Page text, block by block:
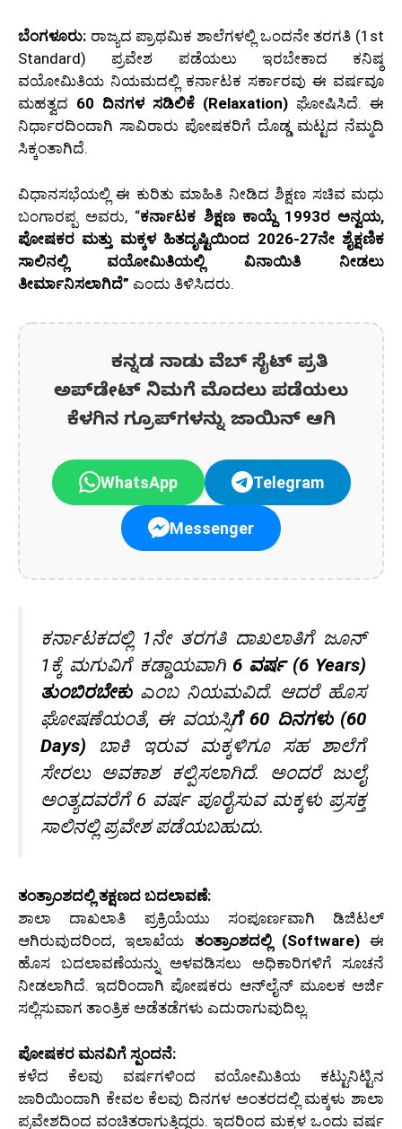
ಬೆಂಗಳೂರು: ರಾಜ್ಯದ ಪ್ರಾಥಮಿಕ ಶಾಲೆಗಳಲ್ಲಿ ಒಂದನೇ ತರಗತಿ (1st
Standard) ಪ್ರವೇಶ ಪಡೆಯಲು ಇರಬೇಕಾದ ಕನಿಷ್ಠ
ವಯೋಮಿತಿಯ ನಿಯಮದಲ್ಲಿ ಕರ್ನಾಟಕ ಸರ್ಕಾರವು ಈ ವರ್ಷವೂ
ಮಹತ್ವದ 60 ದಿನಗಳ ಸಡಿಲಿಕೆ (Relaxation) ಘೋಷಿಸಿದೆ. ಈ
ನಿರ್ಧಾರದಿಂದಾಗಿ ಸಾವಿರಾರು ಪೋಷಕರಿಗೆ ದೊಡ್ಡ ಮಟ್ಟದ ನೆಮ್ಮದಿ
ಸಿಕ್ಕಂತಾಗಿದೆ.
ವಿಧಾನಸಭೆಯಲ್ಲಿ ಈ ಕುರಿತು ಮಾಹಿತಿ ನೀಡಿದ ಶಿಕ್ಷಣ ಸಚಿವ ಮಧು
ಬಂಗಾರಪ್ಪ ಅವರು, “ಕರ್ನಾಟಕ ಶಿಕ್ಷಣ ಕಾಯ್ದೆ 1993ರ ಅನ್ವಯ,
ಪೋಷಕರ ಮತ್ತು ಮಕ್ಕಳ ಹಿತದೃಷ್ಟಿಯಿಂದ 2026-27ನೇ ಶೈಕ್ಷಣಿಕ
ಸಾಲಿನಲ್ಲಿ ವಯೋಮಿತಿಯಲ್ಲಿ ವಿನಾಯಿತಿ ನೀಡಲು
ತೀರ್ಮಾನಿಸಲಾಗಿದೆ” ಎಂದು ತಿಳಿಸಿದರು.
ಕನ್ನಡ ನಾಡು ವೆಬ್ ಸೈಟ್ ಪ್ರತಿ
ಅಪ್‌ಡೇಟ್‌ ನಿಮಗೆ ಮೊದಲು ಪಡೆಯಲು
ಕೆಳಗಿನ ಗ್ರೂಪ್‌ಗಳನ್ನು ಜಾಯಿನ್ ಆಗಿ
WhatsApp Telegram
Messenger
ಕರ್ನಾಟಕದಲ್ಲಿ 1ನೇ ತರಗತಿ ದಾಖಲಾತಿಗೆ ಜೂನ್
1ಕ್ಕೆ ಮಗುವಿಗೆ ಕಡ್ಡಾಯವಾಗಿ6 ವರ್ಷ (6 Years)
ತುಂಬಿರಬೇಕುಎಂಬ ನಿಯಮವಿದೆ. ಆದರೆ ಹೊಸ
ಘೋಷಣೆಯಂತೆ, ಈ ವಯಸ್ಸಿಗೆ 60 ದಿನಗಳು (60
Days) ಬಾಕಿ ಇರುವ ಮಕ್ಕಳಿಗೂ ಸಹ ಶಾಲೆಗೆ
ಸೇರಲು ಅವಕಾಶ ಕಲ್ಪಿಸಲಾಗಿದೆ. ಅಂದರೆ ಜುಲೈ
ಅಂತ್ಯದವರೆಗೆ 6 ವರ್ಷ ಪೂರೈಸುವ ಮಕ್ಕಳು ಪ್ರಸಕ್ತ
ಸಾಲಿನಲ್ಲಿ ಪ್ರವೇಶ ಪಡೆಯಬಹುದು.
ತಂತ್ರಾಂಶದಲ್ಲಿ ತಕ್ಷಣದ ಬದಲಾವಣೆ:
ಶಾಲಾ ದಾಖಲಾತಿ ಪ್ರಕ್ರಿಯೆಯು ಸಂಪೂರ್ಣವಾಗಿ ಡಿಜಿಟಲ್
ಆಗಿರುವುದರಿಂದ, ಇಲಾಖೆಯ ತಂತ್ರಾಂಶದಲ್ಲಿ (Software)ಈ
ಹೊಸ ಬದಲಾವಣೆಯನ್ನು ಅಳವಡಿಸಲು ಅಧಿಕಾರಿಗಳಿಗೆ ಸೂಚನೆ
ನೀಡಲಾಗಿದೆ. ಇದರಿಂದಾಗಿ ಪೋಷಕರು ಆನ್‌ಲೈನ್ ಮೂಲಕ ಅರ್ಜಿ
ಸಲ್ಲಿಸುವಾಗ ತಾಂತ್ರಿಕ ಅಡೆತಡೆಗಳು ಎದುರಾಗುವುದಿಲ್ಲ.
ಪೋಷಕರ ಮನವಿಗೆ ಸ್ಪಂದನೆ:
ಕಳೆದ ಕೆಲವು ವರ್ಷಗಳಿಂದ ವಯೋಮಿತಿಯ ಕಟ್ಟುನಿಟ್ಟಿನ
ಜಾರಿಯಿಂದಾಗಿ ಕೇವಲ ಕೆಲವು ದಿನಗಳ ಅಂತರದಲ್ಲಿ ಮಕ್ಕಳು ಶಾಲಾ
ಪ್ರವೇಶದಿಂದ ವಂಚಿತರಾಗುತ್ತಿದ್ದರು. ಇದರಿಂದ ಮಕ್ಕಳ ಒಂದು ವರ್ಷ